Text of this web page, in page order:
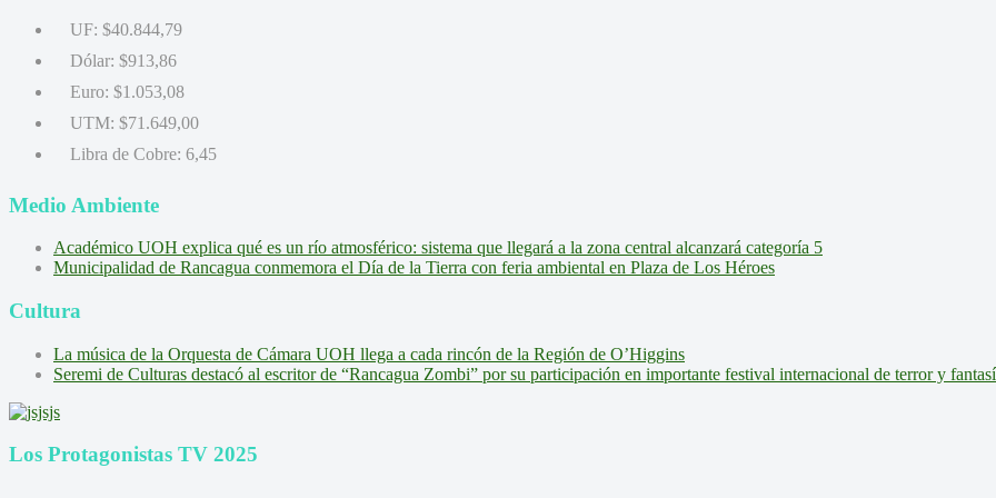
UF: $40.844,79
Dólar: $913,86
Euro: $1.053,08
UTM: $71.649,00
Libra de Cobre: 6,45
Medio Ambiente
Académico UOH explica qué es un río atmosférico: sistema que llegará a la zona central alcanzará categoría 5
Municipalidad de Rancagua conmemora el Día de la Tierra con feria ambiental en Plaza de Los Héroes
Cultura
La música de la Orquesta de Cámara UOH llega a cada rincón de la Región de O’Higgins
Seremi de Culturas destacó al escritor de “Rancagua Zombi” por su participación en importante festival internacional de terror y
Los Protagonistas TV 2025